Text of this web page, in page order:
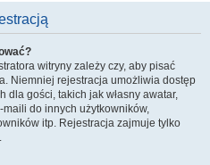
witryny zależy czy, aby pisać
Niemniej rejestracja umożliwia dostęp
dla gości, takich jak własny awatar,
do innych użytkowników,
itp. Rejestracja zajmuje tylko